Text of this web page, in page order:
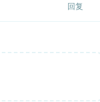
回复